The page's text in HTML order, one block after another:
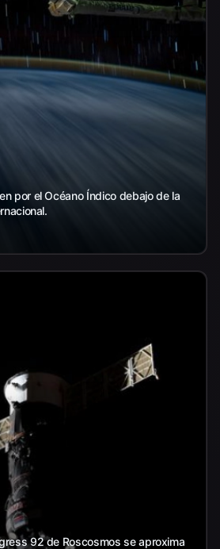
por el Océano Índico debajo de la
92 de Roscosmos se aproxima